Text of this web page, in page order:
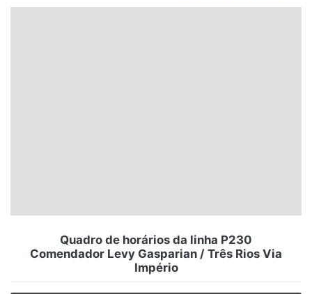
Quadro de horários da linha P230
Comendador Levy Gasparian / Três Rios Via
Império